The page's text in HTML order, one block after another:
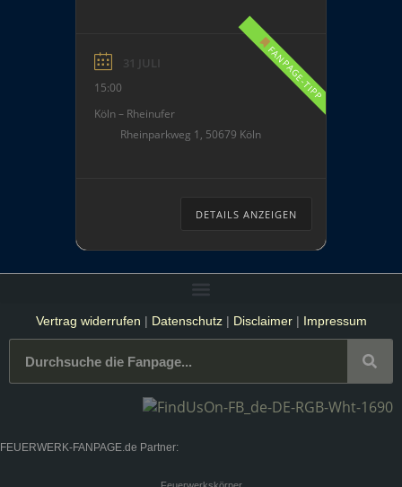
Samstag, den 31. Juli 2027,
stattfinden. Die Kölner Lichter
zählen zu den größten
musiksynchronen
Feuerwerken in Deutschland
und sind inzwischen ein fester
Bestandteil deutscher
Rhein in der Innenstadt von
31 JULI FANPAGE-TIPP
15:00
Köln – Rheinufer
Rheinparkweg 1, 50679 Köln
DETAILS ANZEIGEN
Vertrag widerrufen | Datenschutz| Disclaimer| Impressum
FEUERWERK-FANPAGE.de Partner: